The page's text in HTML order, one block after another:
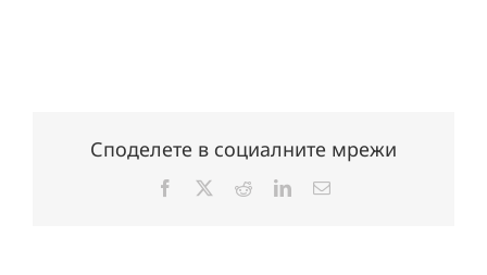
Споделете в социалните мрежи
Facebook RedditLinkedInЕлектронна